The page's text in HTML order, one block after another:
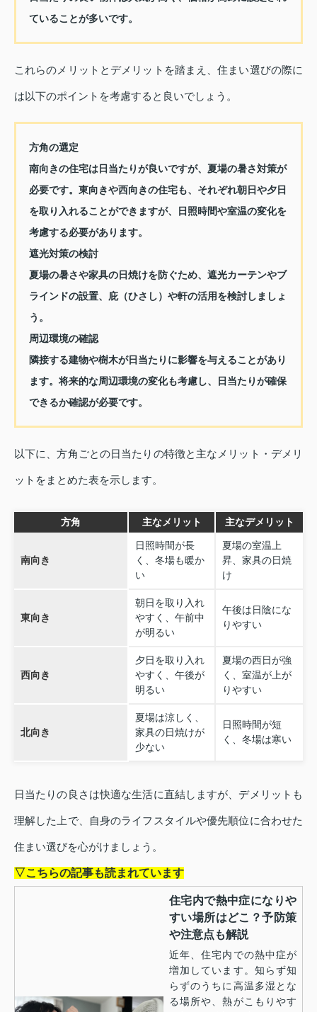
ていることが多いです。
これらのメリットとデメリットを踏まえ、住まい選びの際に
は以下のポイントを考慮すると良いでしょう。
方角の選定
南向きの住宅は日当たりが良いですが、夏場の暑さ対策が
必要です。東向きや西向きの住宅も、それぞれ朝日や夕日
を取り入れることができますが、日照時間や室温の変化を
考慮する必要があります。
遮光対策の検討
夏場の暑さや家具の日焼けを防ぐため、遮光カーテンやブ
ラインドの設置、庇（ひさし）や軒の活用を検討しましょ
う。
周辺環境の確認
隣接する建物や樹木が日当たりに影響を与えることがあり
ます。将来的な周辺環境の変化も考慮し、日当たりが確保
できるか確認が必要です。
以下に、方角ごとの日当たりの特徴と主なメリット・デメリ
ットをまとめた表を示します。
方角 主なメリット 主なデメリット
南向き
日照時間が長
く、冬場も暖か
い
夏場の室温上
昇、家具の日焼
け
東向き
朝日を取り入れ
やすく、午前中
が明るい
午後は日陰にな
りやすい
西向き
夕日を取り入れ
やすく、午後が
明るい
夏場の西日が強
く、室温が上が
りやすい
北向き
夏場は涼しく、
家具の日焼けが
少ない
日照時間が短
く、冬場は寒い
日当たりの良さは快適な生活に直結しますが、デメリットも
理解した上で、自身のライフスタイルや優先順位に合わせた
住まい選びを心がけましょう。
▽こちらの記事も読まれています
住宅内で熱中症になりや
すい場所はどこ？予防策
や注意点も解説
近年、住宅内での熱中症が
増加しています。知らず知
らずのうちに高温多湿とな
る場所や、熱がこもりやす